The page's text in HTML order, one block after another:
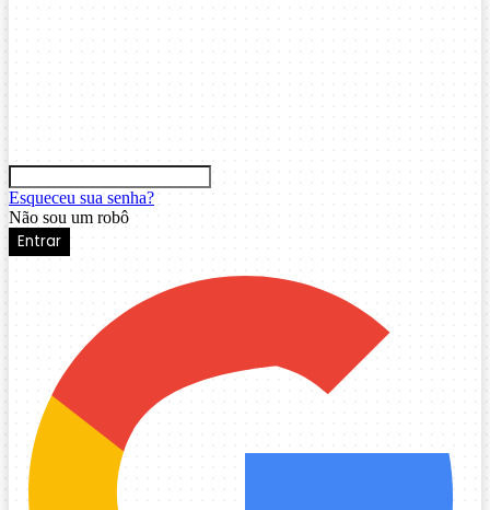
Esqueceu sua senha?
Não sou um robô
Entrar